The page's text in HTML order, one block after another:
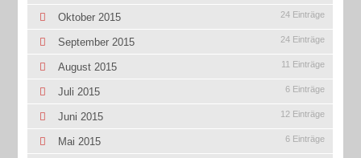
Oktober 2015 24 Einträge
September 2015 24 Einträge
August 2015 11 Einträge
Juli 2015 6 Einträge
Juni 2015 12 Einträge
Mai 2015 6 Einträge